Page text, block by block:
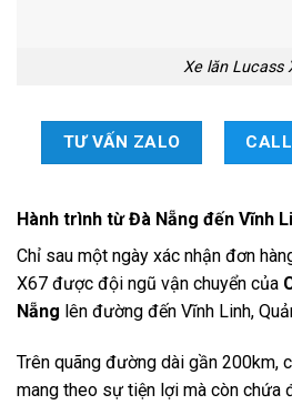
Xe lăn Lucass
TƯ VẤN ZALO
Hành trình từ Đà Nẵng đến Vĩnh
Chỉ sau một ngày xác nhận đơn
X67 được đội ngũ vận chuyển của
Nẵng lên đường đến Vĩnh Linh,
Trên quãng đường dài gần 200km,
mang theo sự tiện lợi mà còn chứa